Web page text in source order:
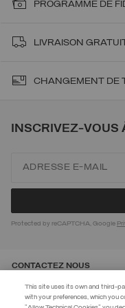
PROGRAMME DE
LIVRAISON
CHANGEMENT DE
INSCRIVEZ-VOUS
Protected by reCAPTCHA, Google
CONTACTEZ NOUS
CUSTOMER CARE
This site uses its own and third-
with your preferences, which you